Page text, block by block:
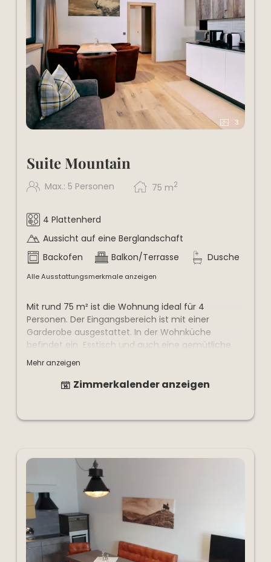
perfekten Tag ausklingen zu lassen.
3
Suite Mountain
Max.: 5 Personen 75 m2
4 Plattenherd
Aussicht auf eine Berglandschaft
Backofen
Balkon/Terrasse Dusche
Alle Ausstattungsmerkmale anzeigen
Mit rund 75 m² ist die Wohnung ideal für 4
Personen. Der Eingangsbereich ist mit einer
Garderobe ausgestattet. In der Wohnküche
befindet ein Esstisch und auch eine gemütliche
Couch die zu einer Schlafcouch umgebaut werden
kann . Die Küche ist mit den wichtigsten Utensilien
ausgestattet. Im Apartment befinden sich 2
man den ganzen Nachmittag die schöne Bergwelt
Mehr anzeigen
Zimmerkalender anzeigen